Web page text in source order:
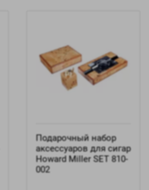
Подарочный набор
аксессуаров для сигар
Howard Miller SET 810-
002